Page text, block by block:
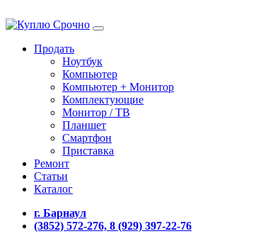
Продать
Ноутбук
Компьютер
Компьютер + Монитор
Комплектующие
Монитор / ТВ
Планшет
Смартфон
Приставка
Ремонт
Статьи
Каталог
г. Барнаул
(3852) 572-276, 8 (929) 397-22-76